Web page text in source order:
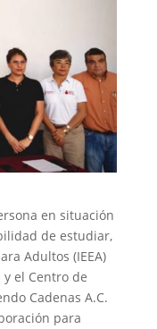
en situación
de estudiar,
Adultos (IEEA)
el Centro de
Cadenas A.C.
para